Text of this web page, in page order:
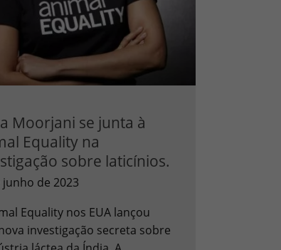
Moorjani se junta à
Equality na
sobre laticínios.
junho de 2023
Equality nos EUA lançou
investigação secreta sobre